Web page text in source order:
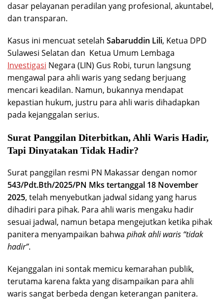
dasar pelayanan peradilan yang profesional, akuntabel,
dan transparan.
Kasus ini mencuat setelah Sabaruddin Lili, Ketua DPD
Sulawesi Selatan dan Ketua Umum Lembaga
Investigasi Negara (LIN) Gus Robi, turun langsung
mengawal para ahli waris yang sedang berjuang
mencari keadilan. Namun, bukannya mendapat
kepastian hukum, justru para ahli waris dihadapkan
pada kejanggalan serius.
Surat Panggilan Diterbitkan, Ahli Waris Hadir,
Tapi Dinyatakan Tidak Hadir?
Surat panggilan resmi PN Makassar dengan nomor
543/Pdt.Bth/2025/PN Mks tertanggal 18 November
2025, telah menyebutkan jadwal sidang yang harus
dihadiri para pihak. Para ahli waris mengaku hadir
sesuai jadwal, namun betapa mengejutkan ketika pihak
panitera menyampaikan bahwa pihak ahli waris “tidak
hadir”.
Kejanggalan ini sontak memicu kemarahan publik,
terutama karena fakta yang disampaikan para ahli
waris sangat berbeda dengan keterangan panitera.